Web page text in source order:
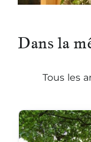
Dans la
Tous les